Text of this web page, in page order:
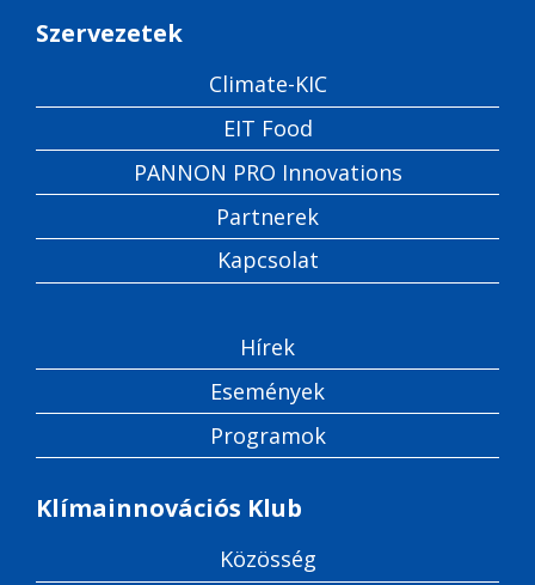
Szervezetek
Climate-KIC
EIT Food
PANNON PRO Innovations
Partnerek
Kapcsolat
Hírek
Események
Programok
Klímainnovációs Klub
Közösség